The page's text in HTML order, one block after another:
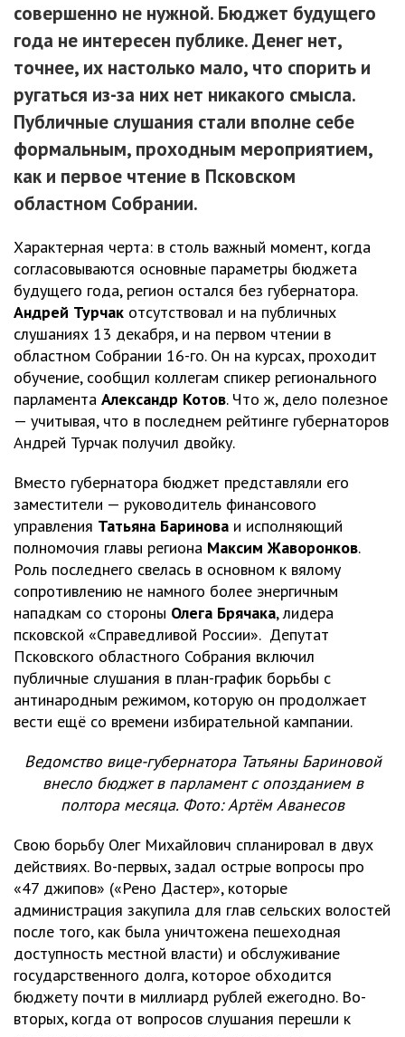
совершенно не нужной. Бюджет будущего
года не интересен публике. Денег нет,
точнее, их настолько мало, что спорить и
ругаться из-за них нет никакого смысла.
Публичные слушания стали вполне себе
формальным, проходным мероприятием,
как и первое чтение в Псковском
областном Собрании.
Характерная черта: в столь важный момент, когда
согласовываются основные параметры бюджета
будущего года, регион остался без губернатора.
Андрей Турчак отсутствовал и на публичных
слушаниях 13 декабря, и на первом чтении в
областном Собрании 16-го. Он на курсах, проходит
обучение, сообщил коллегам спикер регионального
парламента Александр Котов. Что ж, дело полезное
— учитывая, что в последнем рейтинге губернаторов
Андрей Турчак получил двойку.
Вместо губернатора бюджет представляли его
заместители — руководитель финансового
управления Татьяна Баринова и исполняющий
полномочия главы региона Максим Жаворонков.
Роль последнего свелась в основном к вялому
сопротивлению не намного более энергичным
нападкам со стороны Олега Брячака, лидера
псковской «Справедливой России». Депутат
Псковского областного Собрания включил
публичные слушания в план-график борьбы с
антинародным режимом, которую он продолжает
вести ещё со времени избирательной кампании.
Ведомство вице-губернатора Татьяны Бариновой
внесло бюджет в парламент с опозданием в
полтора месяца. Фото: Артём Аванесов
Свою борьбу Олег Михайлович спланировал в двух
действиях. Во-первых, задал острые вопросы про
«47 джипов» («Рено Дастер», которые
администрация закупила для глав сельских волостей
после того, как была уничтожена пешеходная
доступность местной власти) и обслуживание
государственного долга, которое обходится
бюджету почти в миллиард рублей ежегодно. Во-
вторых, когда от вопросов слушания перешли к